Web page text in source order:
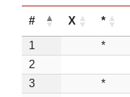
# X *
1 *
2
3
*